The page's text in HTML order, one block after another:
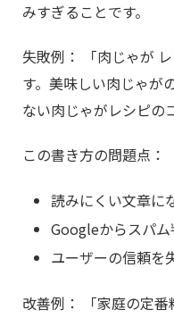
みすぎることです。
失敗例： 「肉じゃが
す。美味しい肉じゃが
ない肉じゃがレシピの
この書き方の問題点：
読みにくい文章に
Googleからスパ
ユーザーの信頼を
改善例： 「家庭の定番